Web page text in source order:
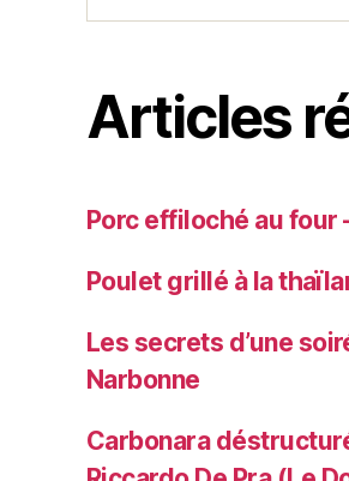
Articles
Porc effiloché au four
Poulet grillé à la
Les secrets d’une
Narbonne
Carbonara